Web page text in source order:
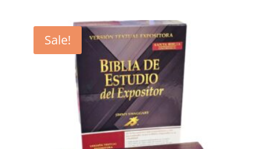
$30.48.$26.78.
Sale!